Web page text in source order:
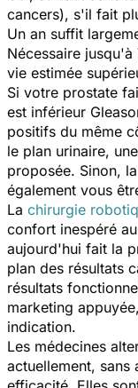
cancers), s'il fait
Un an suffit
Nécessaire
vie estimée
Si votre prostate
est inférieur
positifs du même
le plan urinaire, une
proposée. Sinon,
également vous
La chirurgie
confort inespéré
aujourd'hui fait la
plan des résultats
résultats
marketing
indication.
Les médecines
actuellement, sans